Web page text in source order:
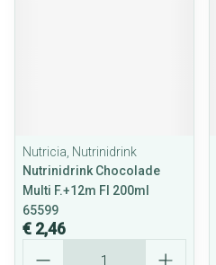
Nutricia, Nutrinidrink
Nutrinidrink Chocolade
Multi F.+12m Fl 200ml
65599
€ 2,46